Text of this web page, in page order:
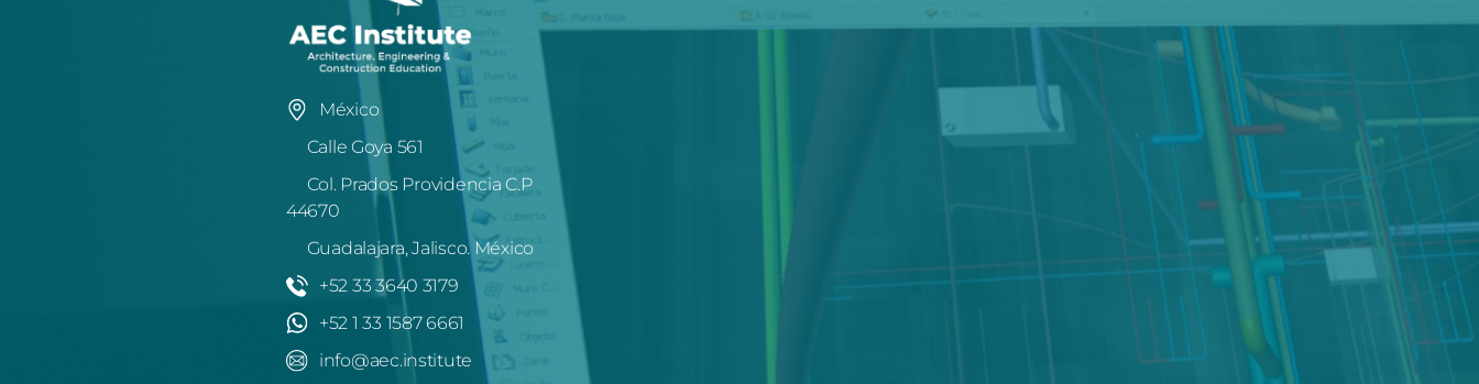
México
Calle Goya 561
Col. Prados Providencia C.P
44670
Guadalajara, Jalisco. México
+52 33 3640 3179
+52 1 33 1587 6661
info@aec.institute